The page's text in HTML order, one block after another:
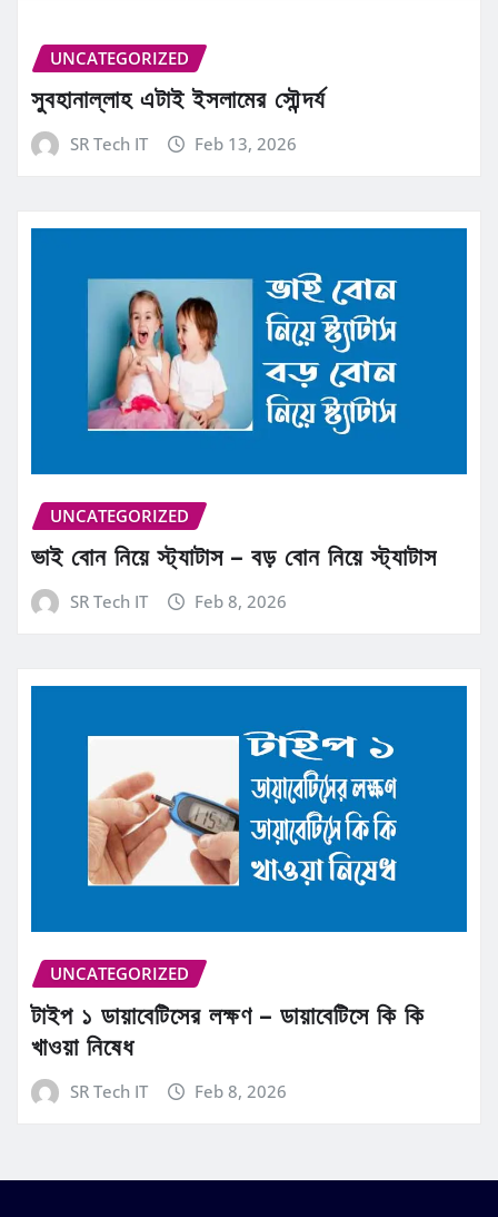
UNCATEGORIZED
সুবহানাল্লাহ এটাই ইসলামের সৌন্দর্য
SR Tech IT Feb 13, 2026
UNCATEGORIZED
ভাই বোন নিয়ে স্ট্যাটাস – বড় বোন নিয়ে স্ট্যাটাস
SR Tech IT Feb 8, 2026
UNCATEGORIZED
টাইপ ১ ডায়াবেটিসের লক্ষণ – ডায়াবেটিসে কি কি
খাওয়া নিষেধ
SR Tech IT Feb 8, 2026